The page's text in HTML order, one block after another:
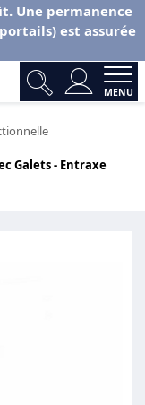
Une permanence
est assurée
MENU
Galets - Entraxe